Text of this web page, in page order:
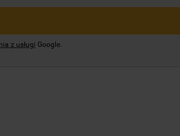
z usługi Google.